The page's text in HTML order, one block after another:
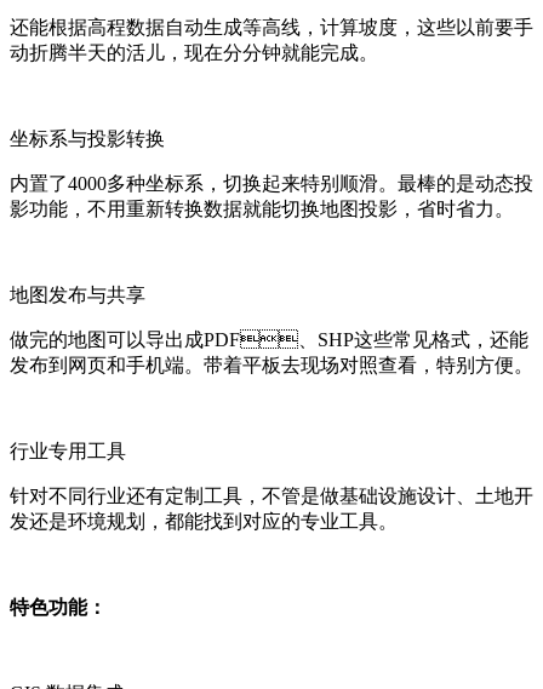
还能根据高程数据自动生成等高线，计算坡度，这些以前要手
动折腾半天的活儿，现在分分钟就能完成。
坐标系与投影转换
内置了4000多种坐标系，切换起来特别顺滑。最棒的是动态投
影功能，不用重新转换数据就能切换地图投影，省时省力。
地图发布与共享
做完的地图可以导出成PDF、SHP这些常见格式，还能
发布到网页和手机端。带着平板去现场对照查看，特别方便。
行业专用工具
针对不同行业还有定制工具，不管是做基础设施设计、土地开
发还是环境规划，都能找到对应的专业工具。
特色功能：